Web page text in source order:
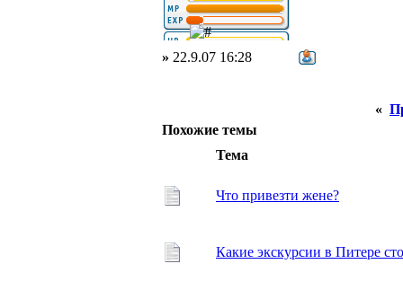
» 22.9.07 16:28
«
Похожие темы
Тема
Что привезти жене?
Какие экскурсии в Питере